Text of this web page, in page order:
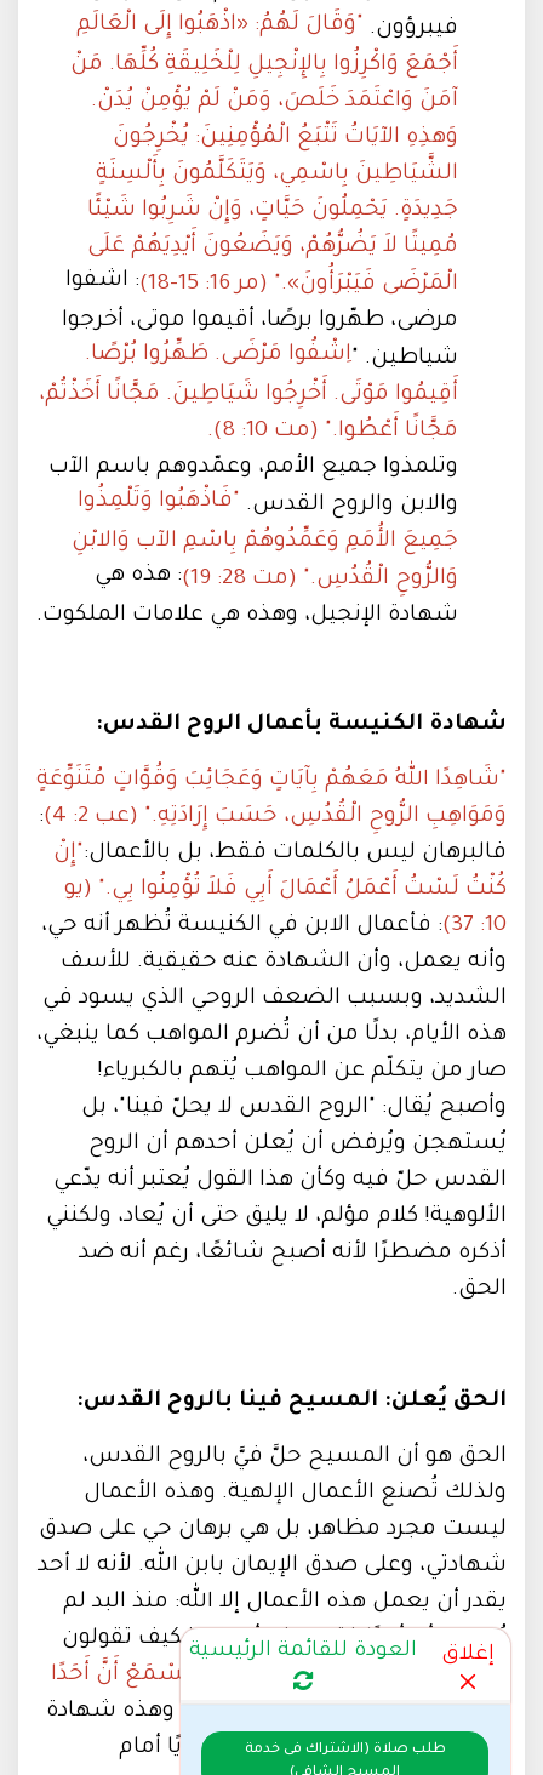
فيبرؤون.
"وَقَالَ لَهُمُ: «اذْهَبُوا إِلَى الْعَالَمِ
أَجْمَعَ وَاكْرِزُوا بِالإِنْجِيلِ لِلْخَلِيقَةِ كُلِّهَا. مَنْ
آمَنَ وَاعْتَمَدَ خَلَصَ، وَمَنْ لَمْ يُؤْمِنْ يُدَنْ.
وَهذِهِ الآيَاتُ تَتْبَعُ الْمُؤْمِنِينَ: يُخْرِجُونَ
الشَّيَاطِينَ بِاسْمِي، وَيَتَكَلَّمُونَ بِأَلْسِنَةٍ
جَدِيدَةٍ. يَحْمِلُونَ حَيَّاتٍ، وَإِنْ شَرِبُوا شَيْئًا
مُمِيتًا لاَ يَضُرُّهُمْ، وَيَضَعُونَ أَيْدِيَهُمْ عَلَى
الْمَرْضَى فَيَبْرَأُونَ»." (مر 16: 15-18)
: اشفوا
مرضى، طهّروا برصًا، أقيموا موتى، أخرجوا
شياطين. "اِشْفُوا مَرْضَى. طَهِّرُوا بُرْصًا.
أَقِيمُوا مَوْتَى. أَخْرِجُوا شَيَاطِينَ. مَجَّانًا أَخَذْتُمْ،
مَجَّانًا أَعْطُوا." (مت 10: 8).
وتلمذوا جميع الأمم، وعمّدوهم باسم الآب
والابن والروح القدس.
"فَاذْهَبُوا وَتَلْمِذُوا
جَمِيعَ الأُمَمِ وَعَمِّدُوهُمْ بِاسْمِ الآب وَالابْنِ
وَالرُّوحِ الْقُدُسِ." (مت 28: 19)
: هذه هي
شهادة الإنجيل، وهذه هي علامات الملكوت.
شهادة الكنيسة بأعمال الروح القدس:
"شَاهِدًا اللهُ مَعَهُمْ بِآيَاتٍ وَعَجَائِبَ وَقُوَّاتٍ مُتَنَوِّعَةٍ
وَمَوَاهِبِ الرُّوحِ الْقُدُسِ، حَسَبَ إِرَادَتِهِ." (عب 2: 4)
:
فالبرهان ليس بالكلمات فقط، بل بالأعمال:"إِنْ
كُنْتُ لَسْتُ أَعْمَلُ أَعْمَالَ أَبِي فَلاَ تُؤْمِنُوا بِي." (يو
10: 37)
: فأعمال الابن في الكنيسة تُظهر أنه حي،
وأنه يعمل، وأن الشهادة عنه حقيقية. للأسف
الشديد، وبسبب الضعف الروحي الذي يسود في
هذه الأيام، بدلًا من أن تُضرم المواهب كما ينبغي،
صار من يتكلّم عن المواهب يُتهم بالكبرياء!
وأصبح يُقال: "الروح القدس لا يحلّ فينا"، بل
يُستهجن ويُرفض أن يُعلن أحدهم أن الروح
القدس حلّ فيه وكأن هذا القول يُعتبر أنه يدّعي
الألوهية! كلام مؤلم، لا يليق حتى أن يُعاد، ولكنني
أذكره مضطرًا لأنه أصبح شائعًا، رغم أنه ضد
الحق.
الحق يُعلن: المسيح فينا بالروح القدس:
الحق هو أن المسيح حلَّ فيَّ بالروح القدس،
ولذلك تُصنع الأعمال الإلهية. وهذه الأعمال
ليست مجرد مظاهر، بل هي برهان حي على صدق
شهادتي، وعلى صدق الإيمان بابن الله. لأنه لا أحد
يقدر أن يعمل هذه الأعمال إلا الله: منذ البد لم
يُسمع أن أحدًا فتح عيني أعمى، فكيف تقولون
إنه ليس من الله؟:
"مُنْذُ الدَّهْرِ لَمْ يُسْمَعْ أَنَّ أَحَدًا
وهذه شهادة
الرجل الأعمى التي صارت إعلانًا نبويًا أمام
إغلاق العودة للقائمة الرئيسية
طلب صلاة (الاشتراك فى خدمة